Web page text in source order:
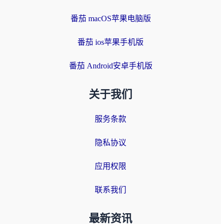
番茄 macOS苹果电脑版
番茄 ios苹果手机版
番茄 Android安卓手机版
关于我们
服务条款
隐私协议
应用权限
联系我们
最新资讯